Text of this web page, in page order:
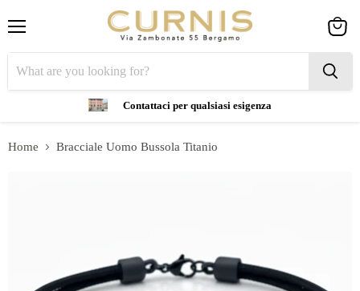
Contattaci per qualsiasi esigenza
cart
Home Bracciale Uomo Bussola Titanio